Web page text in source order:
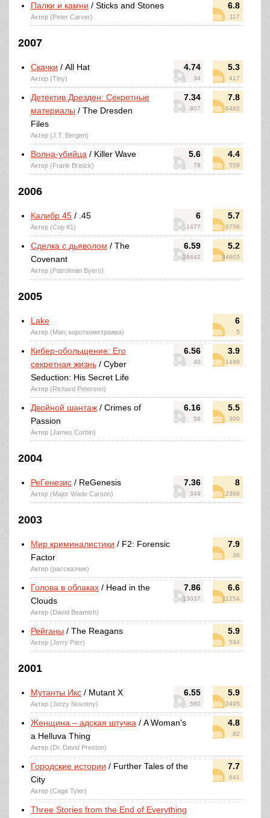
6.8
117
Палки и камни / Sticks and Stones
Актер (Peter Carver)
2007
4.74
34
5.3
417
Скачки / All Hat
Актер (Tiny)
7.34
907
7.8
6482
Детектив Дрезден: Секретные
материалы / The Dresden
Files
Актер (J.T. Bergen)
5.6
78
4.4
559
Волна-убийца / Killer Wave
Актер (Frank Brisick)
2006
6
1477
5.7
6756
Калибр 45 / .45
Актер (Cop #1)
6.59
28442
5.2
34603
Сделка с дьяволом / The
Covenant
Актер (Patrolman Byers)
2005
6
5
Lake
Актер (Man; короткометражка)
6.56
40
3.9
1499
Кибер-обольщение: Его
секретная жизнь / Cyber
Seduction: His Secret Life
Актер (Richard Peterson)
6.16
59
5.5
300
Двойной шантаж / Crimes of
Passion
Актер (James Corbin)
2004
7.36
349
8
2388
РеГенезис / ReGenesis
Актер (Major Wade Carson)
2003
7.9
36
Мир криминалистики / F2: Forensic
Factor
Актер (рассказчик)
7.86
13037
6.6
11254
Голова в облаках / Head in the
Clouds
Актер (David Beamish)
5.9
534
Рейганы / The Reagans
Актер (Jerry Parr)
2001
6.55
580
5.9
2495
Мутанты Икс / Mutant X
Актер (Jerzy Novotny)
4.8
82
Женщина – адская штучка / A Woman's
a Helluva Thing
Актер (Dr. David Preston)
7.7
641
Городские истории / Further Tales of the
City
Актер (Cage Tyler)
Three Stories from the End of Everything